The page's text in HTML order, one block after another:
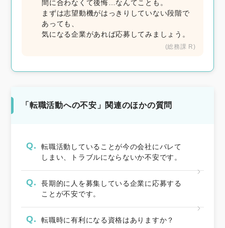
間に合わなくて後悔…なんてことも。
まずは志望動機がはっきりしていない段階で
あっても、
気になる企業があれば応募してみましょう。
(総務課 R)
「転職活動への不安」関連のほかの質問
Q.
転職活動していることが今の会社にバレて
しまい、トラブルにならないか不安です。
Q.
長期的に人を募集している企業に応募する
ことが不安です。
Q. 転職時に有利になる資格はありますか？